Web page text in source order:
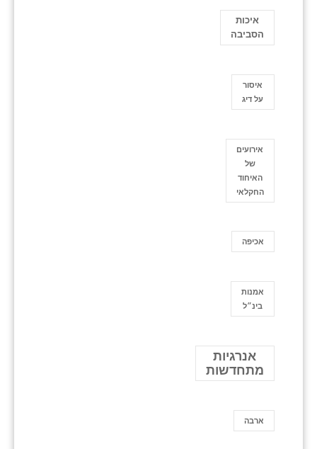
איכות
הסביבה
איסור
על דיג
אירועים
של
האיחוד
החקלאי
אכיפה
אמנות
בינ״ל
אנרגיות
מתחדשות
ארבה